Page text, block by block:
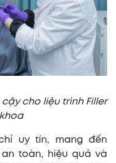
cho liệu trình Filler
uy tín, mang đến
toàn, hiệu quả và